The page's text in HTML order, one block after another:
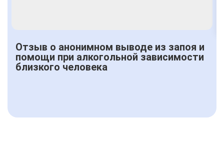
Отзыв о анонимном выводе из запоя и
помощи при алкогольной зависимости
близкого человека